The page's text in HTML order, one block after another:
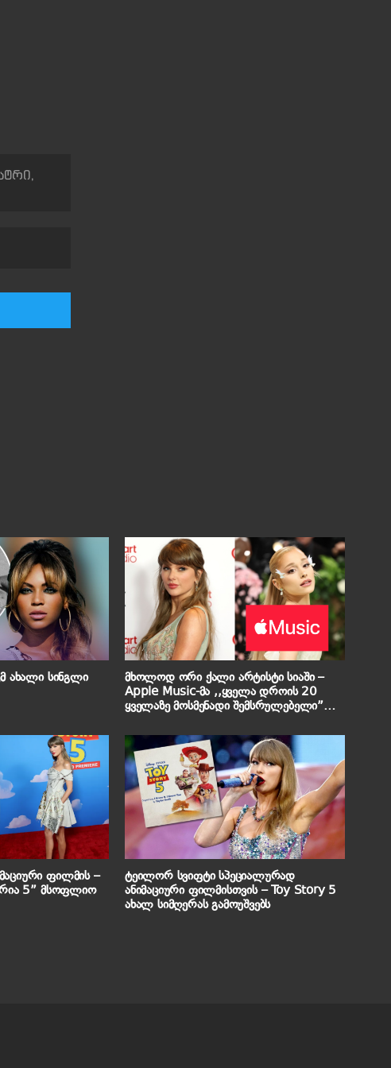
,
ახალი სინგლი
მხოლოდ ორი ქალი არტისტი სიაში –
Apple Music-მა ,,ყველა დროის 20
ყველაზე მოსმენადი შემსრულებელი”
ფილმის –
5” მსოფლიო
ტეილორ სვიფტი სპეციალურად
ანიმაციური ფილმისთვის – Toy Story 5
ახალ სიმღერას გამოუშვებს